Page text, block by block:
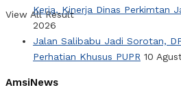
View All Result
Kerja, Kinerja Dinas Perkimtan
2026
Jalan Salibabu Jadi Sorotan,
Perhatian Khusus PUPR 10
AmsiNews